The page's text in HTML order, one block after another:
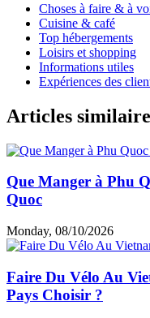
Choses à faire & à
Cuisine & café
Top hébergements
Loisirs et shopping
Informations utiles
Expériences des
Articles
Que Manger à Phu
Quoc
Monday, 08/10/2026
Faire Du Vélo Au
Pays Choisir ?